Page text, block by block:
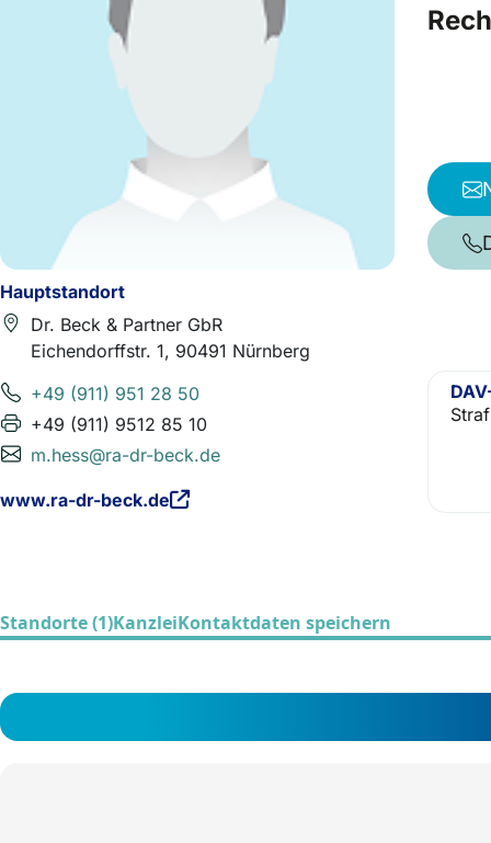
Hauptstandort
Dr. Beck & Partner GbR
Eichendorffstr. 1, 90491 Nürnberg
+49 (911) 951 28 50
+49 (911) 9512 85 10
m.hess@ra-dr-beck.de
www.ra-dr-beck.de
Standorte (1)KanzleiKontaktdaten speichern